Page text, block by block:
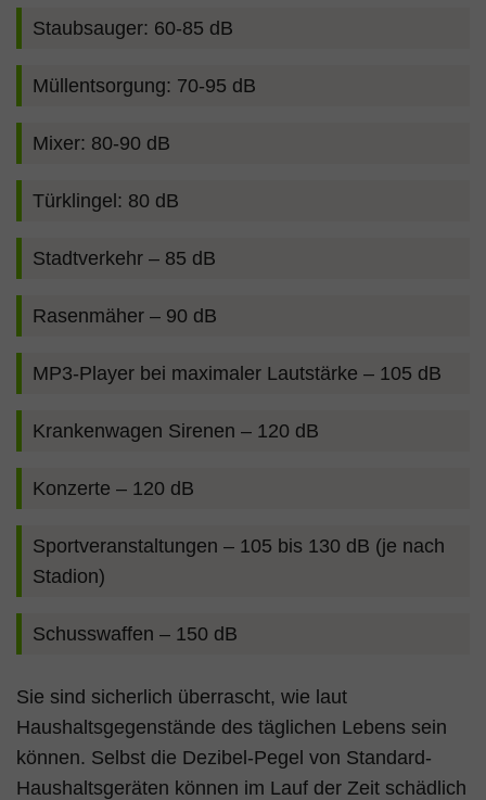
Staubsauger: 60-85 dB
Müllentsorgung: 70-95 dB
Mixer: 80-90 dB
Türklingel: 80 dB
Stadtverkehr – 85 dB
Rasenmäher – 90 dB
MP3-Player bei maximaler Lautstärke – 105 dB
Krankenwagen Sirenen – 120 dB
Konzerte – 120 dB
Sportveranstaltungen – 105 bis 130 dB (je nach
Stadion)
Schusswaffen – 150 dB
Sie sind sicherlich überrascht, wie laut
Haushaltsgegenstände des täglichen Lebens sein
können. Selbst die Dezibel-Pegel von Standard-
Haushaltsgeräten können im Lauf der Zeit schädlich